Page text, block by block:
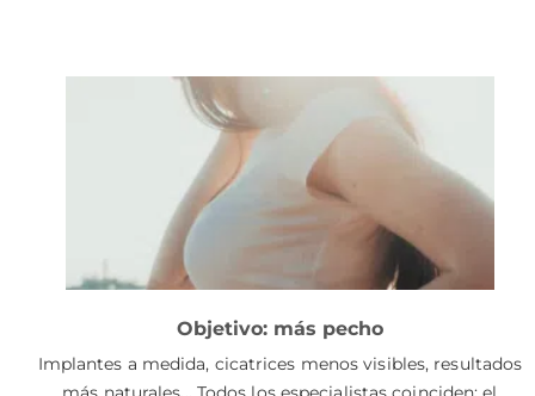
Objetivo: más pecho
Implantes a medida, cicatrices menos visibles, resultados